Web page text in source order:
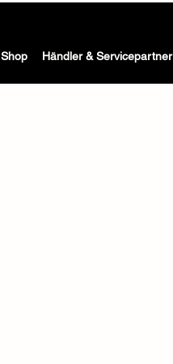
Shop Händler & Servicepartner